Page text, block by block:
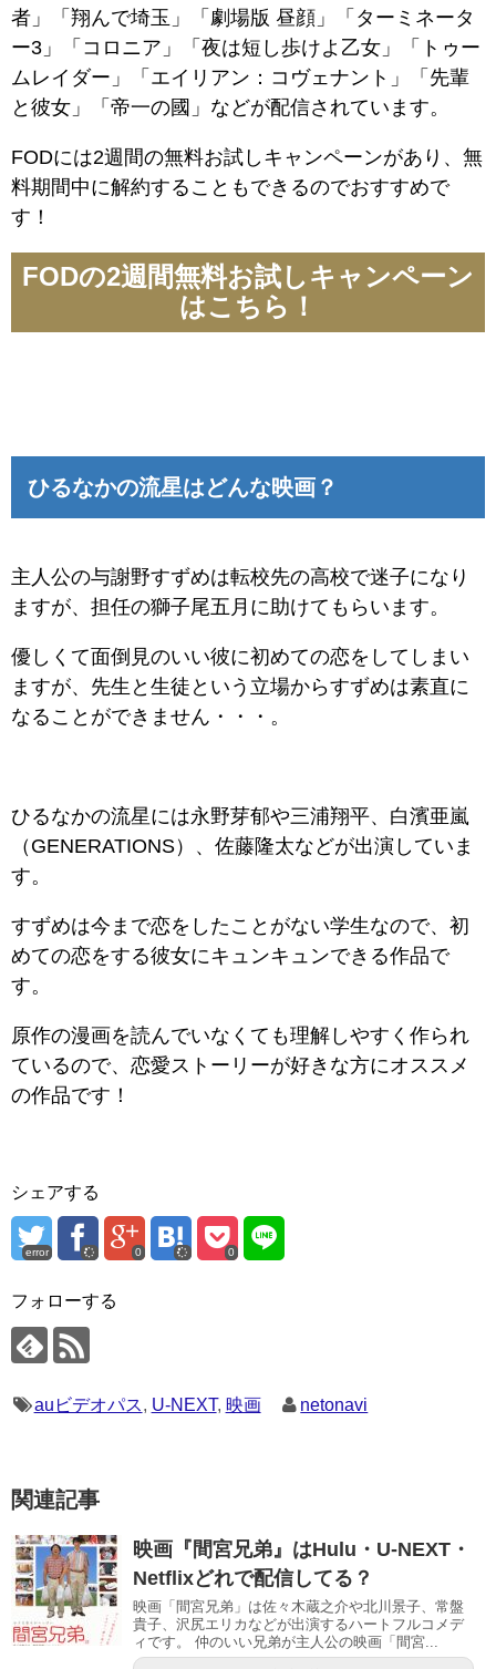
者」「翔んで埼玉」「劇場版 昼顔」「ターミネータ
ー3」「コロニア」「夜は短し歩けよ乙女」「トゥー
ムレイダー」「エイリアン：コヴェナント」「先輩
と彼女」「帝一の國」などが配信されています。
FODには2週間の無料お試しキャンペーンがあり、無
料期間中に解約することもできるのでおすすめで
す！
FODの2週間無料お試しキャンペーン
はこちら！
ひるなかの流星はどんな映画？
主人公の与謝野すずめは転校先の高校で迷子になり
ますが、担任の獅子尾五月に助けてもらいます。
優しくて面倒見のいい彼に初めての恋をしてしまい
ますが、先生と生徒という立場からすずめは素直に
なることができません・・・。
ひるなかの流星には永野芽郁や三浦翔平、白濱亜嵐
（GENERATIONS）、佐藤隆太などが出演していま
す。
すずめは今まで恋をしたことがない学生なので、初
めての恋をする彼女にキュンキュンできる作品で
す。
原作の漫画を読んでいなくても理解しやすく作られ
ているので、恋愛ストーリーが好きな方にオススメ
の作品です！
シェアする
error 0 0
フォローする
auビデオパス, U-NEXT, 映画 netonavi
関連記事
映画『間宮兄弟』はHulu・U-NEXT・
Netflixどれで配信してる？
映画「間宮兄弟」は佐々木蔵之介や北川景子、常盤
貴子、沢尻エリカなどが出演するハートフルコメデ
ィです。 仲のいい兄弟が主人公の映画「間宮...